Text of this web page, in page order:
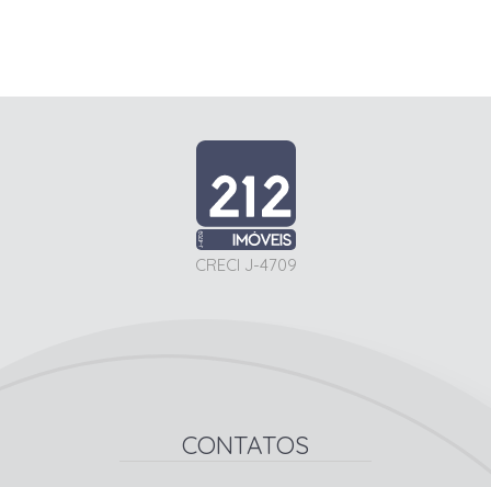
CRECI J-4709
CONTATOS